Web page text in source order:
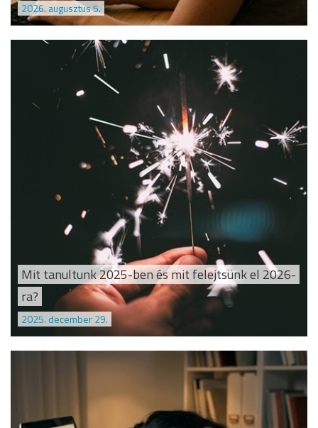
2026. augusztus 5.
Mit tanultunk 2025-ben és mit felejtsünk el 2026-
ra?
2025. december 29.